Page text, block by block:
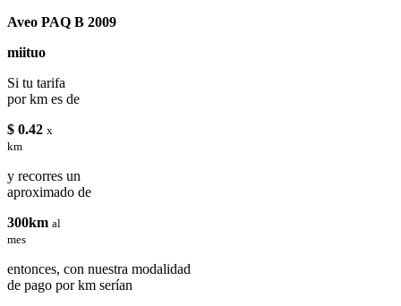
Aveo PAQ B 2009
miituo
Si tu tarifa
por km es de
$ 0.42 x
km
y recorres un
aproximado de
300km al
mes
entonces, con nuestra modalidad
de pago por km serían